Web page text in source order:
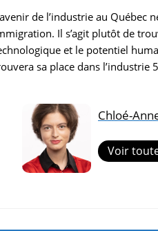
de l’industrie au
Il s’agit plutôt de
et le potentiel
sa place dans l’industrie
Chloé-
Voir